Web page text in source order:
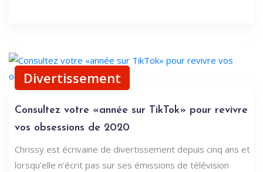
Divertissement
Consultez votre «année sur TikTok» pour revivre
vos obsessions de 2020
Chrissy est écrivaine de divertissement depuis cinq ans et
lorsqu'elle n'écrit pas sur ses émissions de télévision